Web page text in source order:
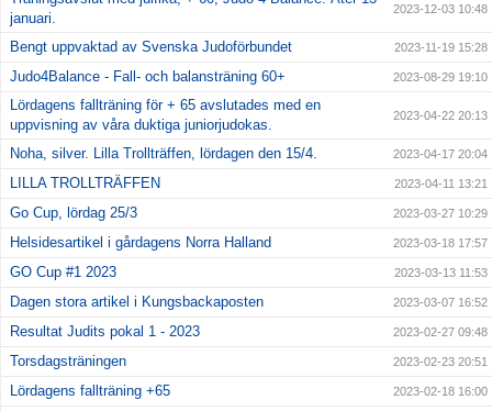
januari.
2023-12-03 10:48
Bengt uppvaktad av Svenska Judoförbundet 2023-11-19 15:28
Judo4Balance - Fall- och balansträning 60+ 2023-08-29 19:10
Lördagens fallträning för + 65 avslutades med en
uppvisning av våra duktiga juniorjudokas.
2023-04-22 20:13
Noha, silver. Lilla Trollträffen, lördagen den 15/4. 2023-04-17 20:04
LILLA TROLLTRÄFFEN 2023-04-11 13:21
Go Cup, lördag 25/3 2023-03-27 10:29
Helsidesartikel i gårdagens Norra Halland 2023-03-18 17:57
GO Cup #1 2023 2023-03-13 11:53
Dagen stora artikel i Kungsbackaposten 2023-03-07 16:52
Resultat Judits pokal 1 - 2023 2023-02-27 09:48
Torsdagsträningen 2023-02-23 20:51
Lördagens fallträning +65 2023-02-18 16:00